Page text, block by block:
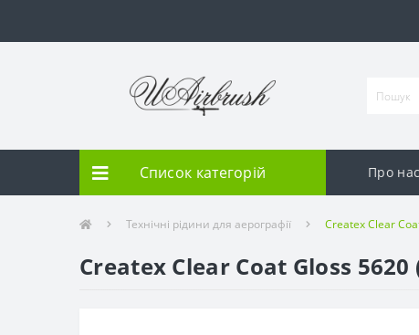
Список категорій Про нас
Технічні рідини для аерографії Createx Clear
Createx Clear Coat Gloss